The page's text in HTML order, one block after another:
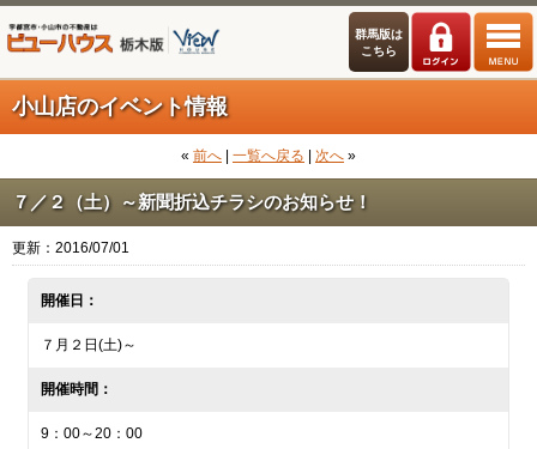
群馬版は
こちら
小山店のイベント情報
« 前へ 一覧へ戻る 次へ »
７／２（土）～新聞折込チラシのお知らせ！
更新：2016/07/01
開催日：
７月２日(土)～
開催時間：
9：00～20：00